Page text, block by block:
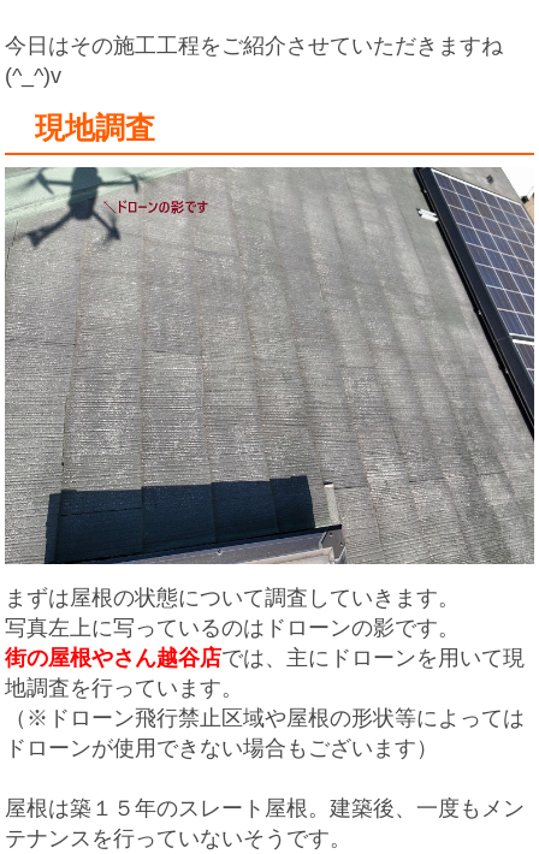
今日はその施工工程をご紹介させていただきますね
(^_^)v
現地調査
まずは屋根の状態について調査していきます。
写真左上に写っているのはドローンの影です。
街の屋根やさん越谷店では、主にドローンを用いて現
地調査を行っています。
（※ドローン飛行禁止区域や屋根の形状等によっては
ドローンが使用できない場合もございます）
屋根は築１５年のスレート屋根。建築後、一度もメン
テナンスを行っていないそうです。